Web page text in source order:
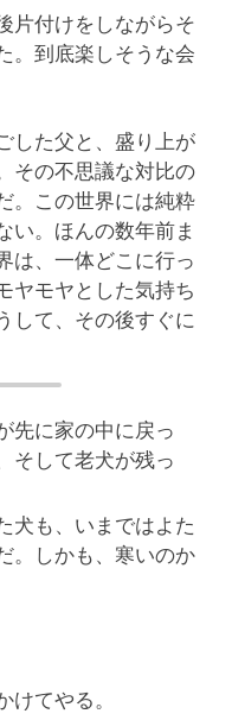
片付けをしながらそ
。到底楽しそうな会
した父と、盛り上が
その不思議な対比の
。この世界には純粋
い。ほんの数年前ま
は、一体どこに行っ
ヤモヤとした気持ち
して、その後すぐに
先に家の中に戻っ
そして老犬が残っ
犬も、いまではよた
。しかも、寒いのか
てやる。